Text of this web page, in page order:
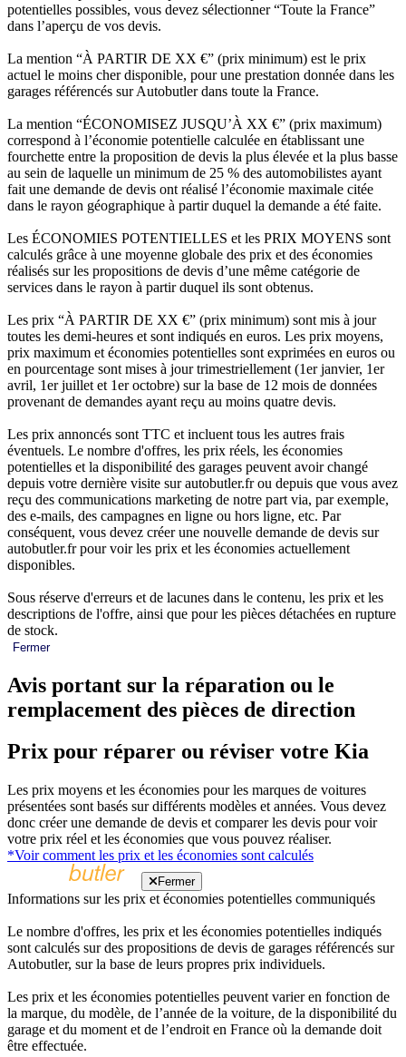
potentielles possibles, vous devez sélectionner “Toute la France”
dans l’aperçu de vos devis.
La mention “À PARTIR DE XX €” (prix minimum) est le prix
actuel le moins cher disponible, pour une prestation donnée dans les
garages référencés sur Autobutler dans toute la France.
La mention “ÉCONOMISEZ JUSQU’À XX €” (prix maximum)
correspond à l’économie potentielle calculée en établissant une
fourchette entre la proposition de devis la plus élevée et la plus basse
au sein de laquelle un minimum de 25 % des automobilistes ayant
fait une demande de devis ont réalisé l’économie maximale citée
dans le rayon géographique à partir duquel la demande a été faite.
Les ÉCONOMIES POTENTIELLES et les PRIX MOYENS sont
calculés grâce à une moyenne globale des prix et des économies
réalisés sur les propositions de devis d’une même catégorie de
services dans le rayon à partir duquel ils sont obtenus.
Les prix “À PARTIR DE XX €” (prix minimum) sont mis à jour
toutes les demi-heures et sont indiqués en euros. Les prix moyens,
prix maximum et économies potentielles sont exprimées en euros ou
en pourcentage sont mises à jour trimestriellement (1er janvier, 1er
avril, 1er juillet et 1er octobre) sur la base de 12 mois de données
provenant de demandes ayant reçu au moins quatre devis.
Les prix annoncés sont TTC et incluent tous les autres frais
éventuels. Le nombre d'offres, les prix réels, les économies
potentielles et la disponibilité des garages peuvent avoir changé
depuis votre dernière visite sur autobutler.fr ou depuis que vous avez
reçu des communications marketing de notre part via, par exemple,
des e-mails, des campagnes en ligne ou hors ligne, etc. Par
conséquent, vous devez créer une nouvelle demande de devis sur
autobutler.fr pour voir les prix et les économies actuellement
disponibles.
Sous réserve d'erreurs et de lacunes dans le contenu, les prix et les
descriptions de l'offre, ainsi que pour les pièces détachées en rupture
de stock.
Fermer
Avis portant sur la réparation ou le
remplacement des pièces de direction
Prix pour réparer ou réviser votre Kia
Les prix moyens et les économies pour les marques de voitures
présentées sont basés sur différents modèles et années. Vous devez
donc créer une demande de devis et comparer les devis pour voir
votre prix réel et les économies que vous pouvez réaliser.
*Voir comment les prix et les économies sont calculés
Fermer
Informations sur les prix et économies potentielles communiqués
Le nombre d'offres, les prix et les économies potentielles indiqués
sont calculés sur des propositions de devis de garages référencés sur
Autobutler, sur la base de leurs propres prix individuels.
Les prix et les économies potentielles peuvent varier en fonction de
la marque, du modèle, de l’année de la voiture, de la disponibilité du
garage et du moment et de l’endroit en France où la demande doit
être effectuée.